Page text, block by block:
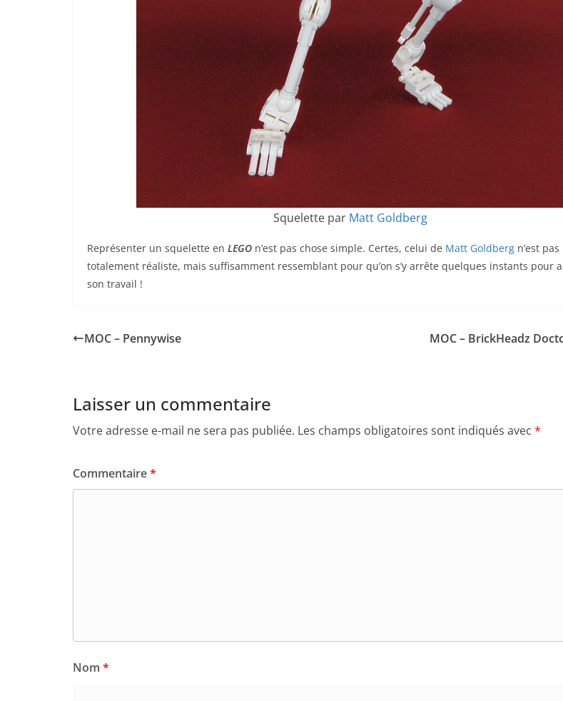
Squelette par Matt Goldberg
Représenter un squelette en LEGO n’est pas chose simple. Certes, celui de Matt Goldberg n’est pas
totalement réaliste, mais suffisamment ressemblant pour qu’on s’y arrête quelques instants pour
son travail !
MOC – Pennywise MOC – BrickHeadz
Laisser un commentaire
Votre adresse e-mail ne sera pas publiée. Les champs obligatoires sont indiqués avec *
Commentaire*
Nom *